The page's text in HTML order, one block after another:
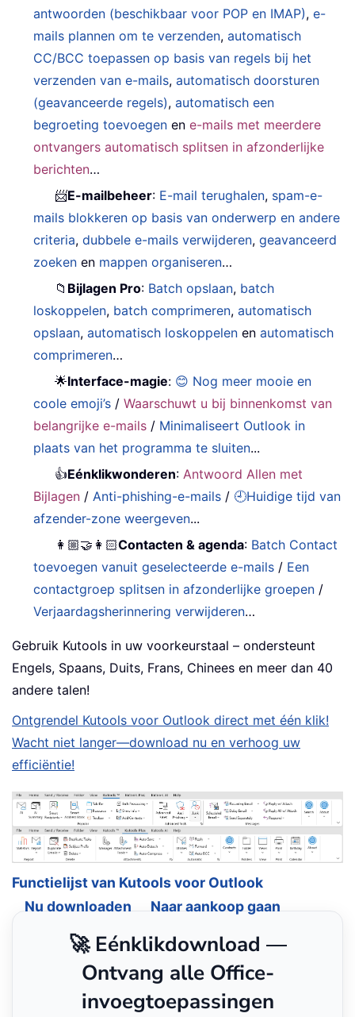
antwoorden (beschikbaar voor POP en IMAP),e-
mails plannen om te verzenden,automatisch
CC/BCC toepassen op basis van regels bij het
verzenden van e-mails,automatisch doorsturen
(geavanceerde regels),automatisch een
begroeting toevoegen ene-mails met meerdere
ontvangers automatisch splitsen in afzonderlijke
berichten…
📨E-mailbeheer: E-mail terughalen, spam-e-
mails blokkeren op basis van onderwerp en andere
criteria,dubbele e-mails verwijderen,geavanceerd
zoeken en mappen organiseren…
📁 Bijlagen Pro: Batch opslaan, batch
loskoppelen, batch comprimeren,automatisch
opslaan,automatisch loskoppelen enautomatisch
comprimeren…
🌟Interface-magie: 😊 Nog meer mooie en
coole emoji’s /Waarschuwt u bij binnenkomst van
belangrijke e-mails / Minimaliseert Outlook in
plaats van het programma te sluiten...
👍Eénklikwonderen: Antwoord Allen met
Bijlagen / Anti-phishing-e-mails / 🕘Huidige tijd van
afzender-zone weergeven...
👩🏼‍🤝‍👩🏻Contacten & agenda: Batch Contact
toevoegen vanuit geselecteerde e-mails / Een
contactgroep splitsen in afzonderlijke groepen /
Verjaardagsherinnering verwijderen…
Gebruik Kutools in uw voorkeurstaal – ondersteunt
Engels, Spaans, Duits, Frans, Chinees en meer dan 40
andere talen!
Ontgrendel Kutools voor Outlook direct met één klik!
Wacht niet langer—download nu en verhoog uw
efficiëntie!
Functielijst van Kutools voor Outlook
Nu downloaden
Naar aankoop gaan
🚀 Eénklikdownload —
Ontvang alle Office-
invoegtoepassingen